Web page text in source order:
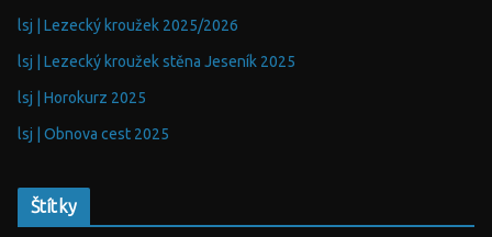
lsj | Lezecký kroužek 2025/2026
lsj | Lezecký kroužek stěna Jeseník 2025
lsj | Horokurz 2025
lsj | Obnova cest 2025
Štítky